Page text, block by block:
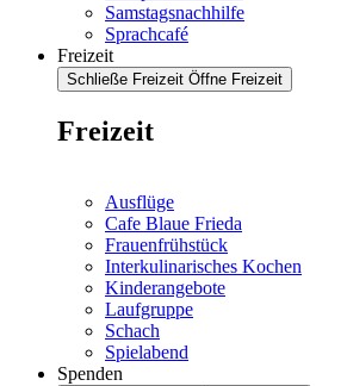
Samstagsnachhilfe
Sprachcafé
Freizeit
Schließe Freizeit Öffne Freizeit
Freizeit
Ausflüge
Cafe Blaue Frieda
Frauenfrühstück
Interkulinarisches Kochen
Kinderangebote
Laufgruppe
Schach
Spielabend
Spenden